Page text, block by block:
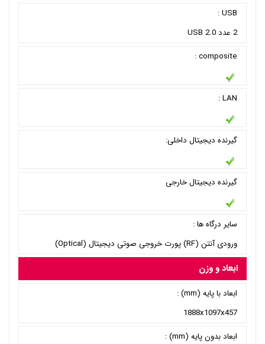
USB :
2 عدد USB 2.0
composite :
LAN :
گیرنده دیجیتال داخلی:
گیرنده دیجیتال خارجی
سایر درگاه ها :
ورودی آنتن (RF) پورت خروجی صوتی دیجیتال (Optical)
ابعاد و وزن
ابعاد با پایه (mm) :
1888x1097x457
ابعاد بدون پایه (mm) :